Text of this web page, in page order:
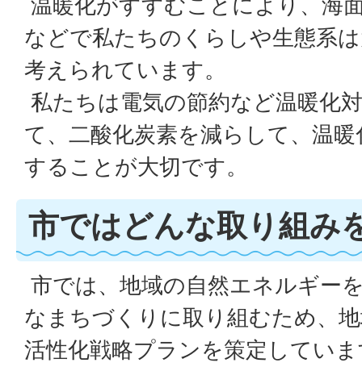
などで私たちのくらしや生態系
考えられています。
私たちは電気の節約など温暖化
て、二酸化炭素を減らして、温
することが大切です。
市ではどんな取り組み
市では、地域の自然エネルギー
なまちづくりに取り組むため、
活性化戦略プランを策定してい